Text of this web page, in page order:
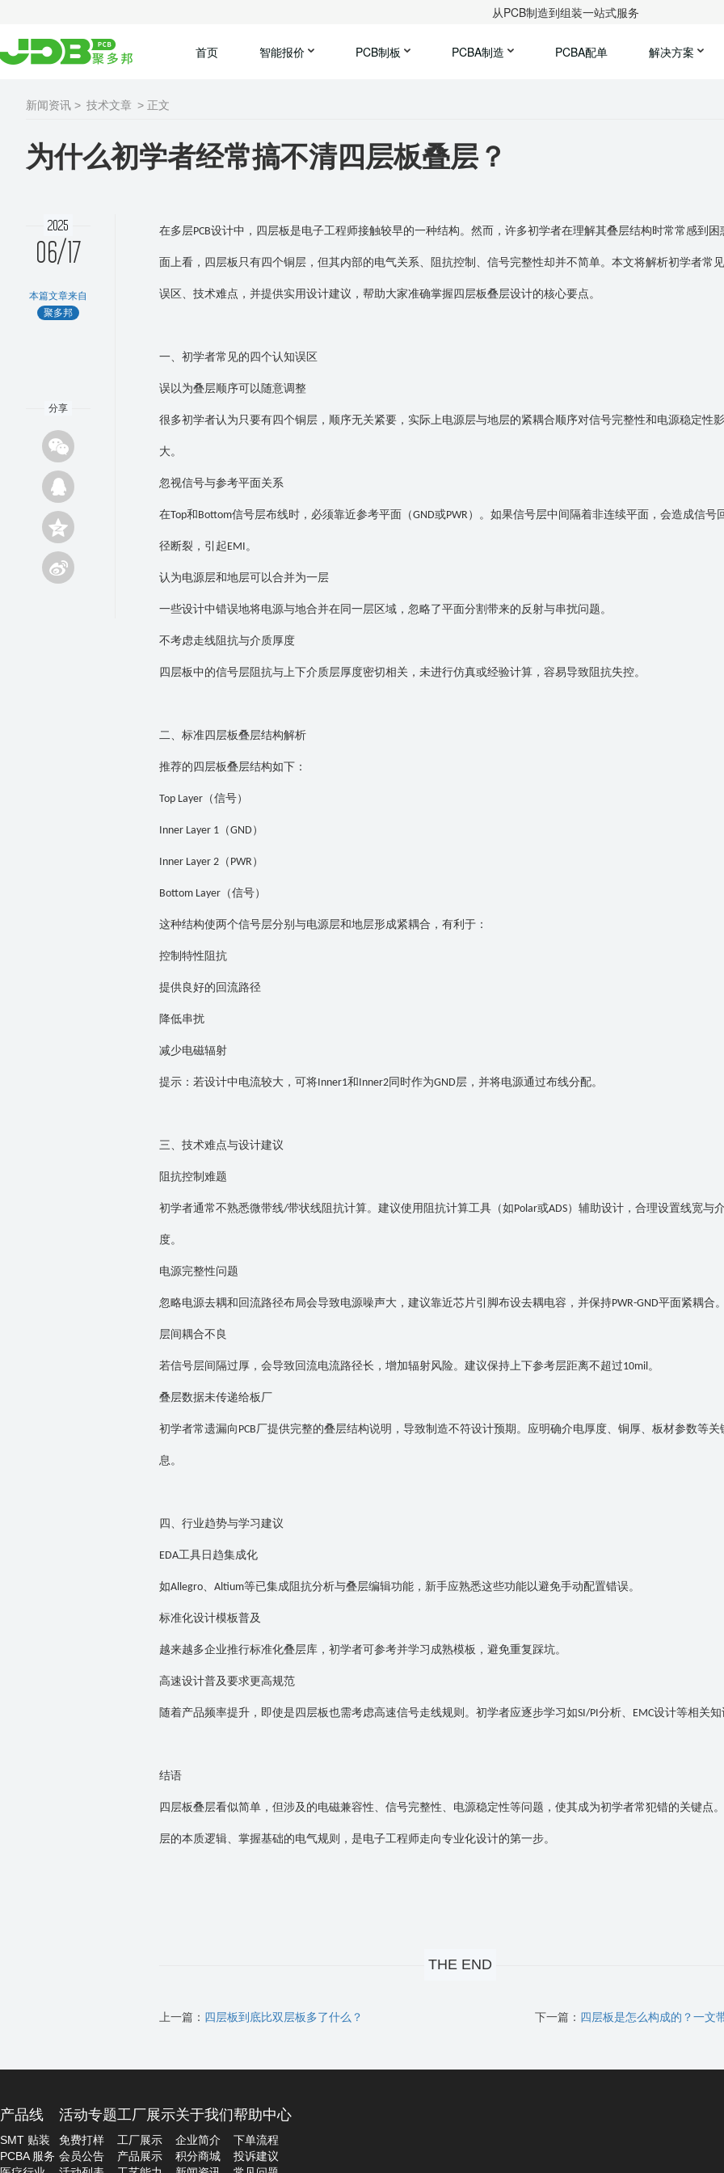
从PCB制造到组装一站式服务
首页 智能报价 PCB制板 PCBA制造 PCBA配单 解决方案
新闻资讯 > 技术文章 > 正文
为什么初学者经常搞不清四层板叠层？
2025
06/17
本篇文章来自
聚多邦
分享
在多层PCB设计中，四层板是电子工程师接触较早的一种结构。然而，许多初学者在理解其叠层结构时常常感到困
面上看，四层板只有四个铜层，但其内部的电气关系、阻抗控制、信号完整性却并不简单。本文将解析初学者常
误区、技术难点，并提供实用设计建议，帮助大家准确掌握四层板叠层设计的核心要点。
一、初学者常见的四个认知误区
误以为叠层顺序可以随意调整
很多初学者认为只要有四个铜层，顺序无关紧要，实际上电源层与地层的紧耦合顺序对信号完整性和电源稳定性
大。
忽视信号与参考平面关系
在Top和 Bottom信号层布线时，必须靠近参考平面（GND或PWR）。如果信号层中间隔着非连续平面，会造成信号
径断裂，引起EMI。
认为电源层和地层可以合并为一层
一些设计中错误地将电源与地合并在同一层区域，忽略了平面分割带来的反射与串扰问题。
不考虑走线阻抗与介质厚度
四层板中的信号层阻抗与上下介质层厚度密切相关，未进行仿真或经验计算，容易导致阻抗失控。
二、标准四层板叠层结构解析
推荐的四层板叠层结构如下：
Top Layer （信号）
Inner Layer 1 （GND）
Inner Layer 2 （ PWR）
Bottom Layer （信号）
这种结构使两个信号层分别与电源层和地层形成紧耦合，有利于：
控制特性阻抗
提供良好的回流路径
降低串扰
减少电磁辐射
提示：若设计中电流较大，可将Inner1和 Inner2 同时作为GND层，并将电源通过布线分配。
三、技术难点与设计建议
阻抗控制难题
初学者通常不熟悉微带线/带状线阻抗计算。建议使用阻抗计算工具（如Polar或ADS）辅助设计，合理设置线宽与
度。
电源完整性问题
忽略电源去耦和回流路径布局会导致电源噪声大，建议靠近芯片引脚布设去耦电容，并保持PWR-GND平面紧耦合
层间耦合不良
若信号层间隔过厚，会导致回流电流路径长，增加辐射风险。建议保持上下参考层距离不超过10mil。
叠层数据未传递给板厂
初学者常遗漏向 PCB厂提供完整的叠层结构说明，导致制造不符设计预期。应明确介电厚度、铜厚、板材参数等关
息。
四、行业趋势与学习建议
EDA工具日趋集成化
如Allegro、 Altium等已集成阻抗分析与叠层编辑功能，新手应熟悉这些功能以避免手动配置错误。
标准化设计模板普及
越来越多企业推行标准化叠层库，初学者可参考并学习成熟模板，避免重复踩坑。
高速设计普及要求更高规范
随着产品频率提升，即使是四层板也需考虑高速信号走线规则。初学者应逐步学习如SI/PI分析、 EMC设计等相关知
结语
四层板叠层看似简单，但涉及的电磁兼容性、信号完整性、电源稳定性等问题，使其成为初学者常犯错的关键点
层的本质逻辑、掌握基础的电气规则，是电子工程师走向专业化设计的第一步。
THE END
上一篇： 四层板到底比双层板多了什么？ 下一篇： 四层板是怎么构成的？一文
产品线
SMT 贴装
PCBA 服务
活动专题
免费打样
会员公告
工厂展示
工厂展示
产品展示
关于我们
企业简介
积分商城
帮助中心
下单流程
投诉建议